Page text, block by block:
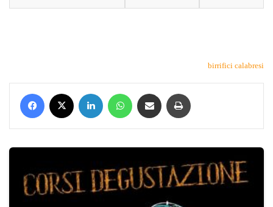
birrifici calabresi
Facebook LinkedIn WhatsApp Condividi via mail